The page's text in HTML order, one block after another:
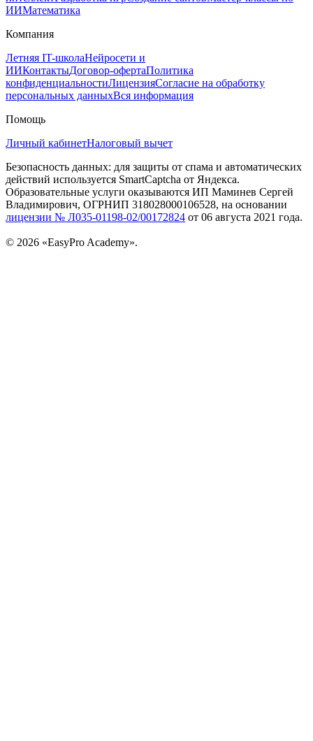
ИИМатематика
Компания
Летняя IT-школаНейросети и
ИИКонтактыДоговор‑офертаПолитика
конфиденциальностиЛицензияСогласие на обработку
персональных данныхВся информация
Помощь
Личный кабинетНалоговый вычет
Безопасность данных: для защиты от спама и автоматических
действий используется SmartCaptcha от Яндекса.
Образовательные услуги оказываются ИП Маминев Сергей
Владимирович, ОГРНИП 318028000106528, на основании
лицензии № Л035-01198-02/00172824 от 06 августа 2021 года.
© 2026 «EasyPro Academy».